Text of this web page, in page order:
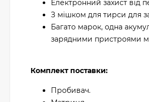
Електронний захист від
З мішком для тирси для
Багато марок, одна
зарядними пристроями
Комплект поставки:
Пробивач.